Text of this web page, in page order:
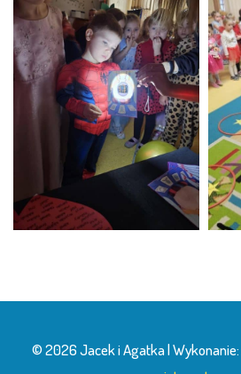
© 2026 Jacek i Agatka | Wykonanie: